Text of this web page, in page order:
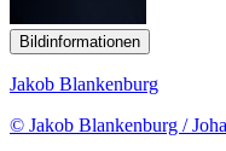
Bildinformationen
Jakob Blankenburg
© Jakob Blankenburg /